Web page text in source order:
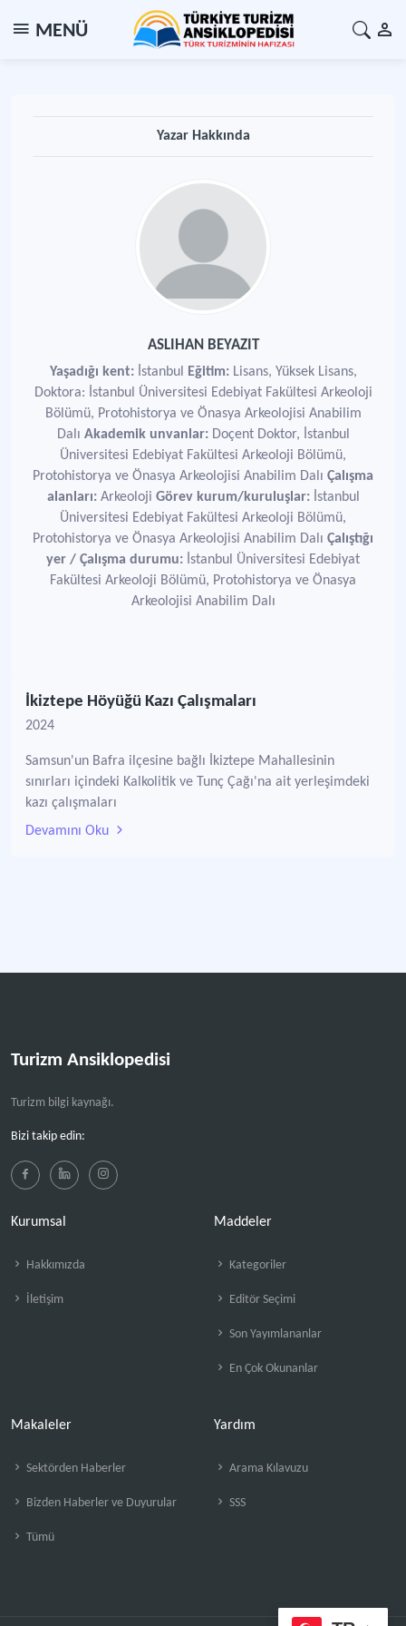
MENÜ
Yazar Hakkında
ASLIHAN BEYAZIT
Yaşadığı kent:İstanbul Eğitim:Lisans, Yüksek Lisans,
Doktora: İstanbul Üniversitesi Edebiyat Fakültesi Arkeoloji
Bölümü, Protohistorya ve Önasya Arkeolojisi Anabilim
Dalı Akademik unvanlar:Doçent Doktor, İstanbul
Üniversitesi Edebiyat Fakültesi Arkeoloji Bölümü,
Protohistorya ve Önasya Arkeolojisi Anabilim Dalı Çalışma
alanları:Arkeoloji Görev kurum/kuruluşlar:İstanbul
Üniversitesi Edebiyat Fakültesi Arkeoloji Bölümü,
Protohistorya ve Önasya Arkeolojisi Anabilim Dalı Çalıştığı
yer / Çalışma durumu: İstanbul Üniversitesi Edebiyat
Fakültesi Arkeoloji Bölümü, Protohistorya ve Önasya
Arkeolojisi Anabilim Dalı
İkiztepe Höyüğü Kazı Çalışmaları
2024
Samsun'un Bafra ilçesine bağlı İkiztepe Mahallesinin
sınırları içindeki Kalkolitik ve Tunç Çağı'na ait yerleşimdeki
kazı çalışmaları
Devamını Oku
Turizm Ansiklopedisi
Turizm bilgi kaynağı.
Bizi takip edin:
Kurumsal
Hakkımızda
İletişim
Maddeler
Kategoriler
Editör Seçimi
Son Yayımlananlar
En Çok Okunanlar
Makaleler
Sektörden Haberler
Bizden Haberler ve Duyurular
Tümü
Yardım
Arama Kılavuzu
SSS